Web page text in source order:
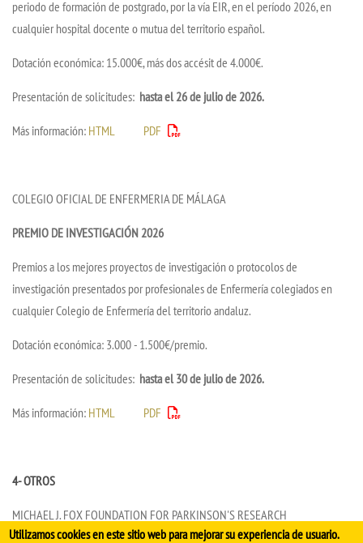
periodo de formación de postgrado, por la vía EIR, en el período 2026, en
cualquier hospital docente o mutua del territorio español.
Dotación económica: 15.000€, más dos accésit de 4.000€.
Presentación de solicitudes: hasta el 26 de julio de 2026.
Más información: HTML PDF
COLEGIO OFICIAL DE ENFERMERIA DE MÁLAGA
PREMIO DE INVESTIGACIÓN 2026
Premios a los mejores proyectos de investigación o protocolos de
investigación presentados por profesionales de Enfermería colegiados en
cualquier Colegio de Enfermería del territorio andaluz.
Dotación económica: 3.000 - 1.500€/premio.
Presentación de solicitudes: hasta el 30 de julio de 2026.
Más información: HTML PDF
4- OTROS
MICHAEL J. FOX FOUNDATION FOR PARKINSON'S RESEARCH
Utilizamos cookies en este sitio web para mejorar su experiencia de usuario.